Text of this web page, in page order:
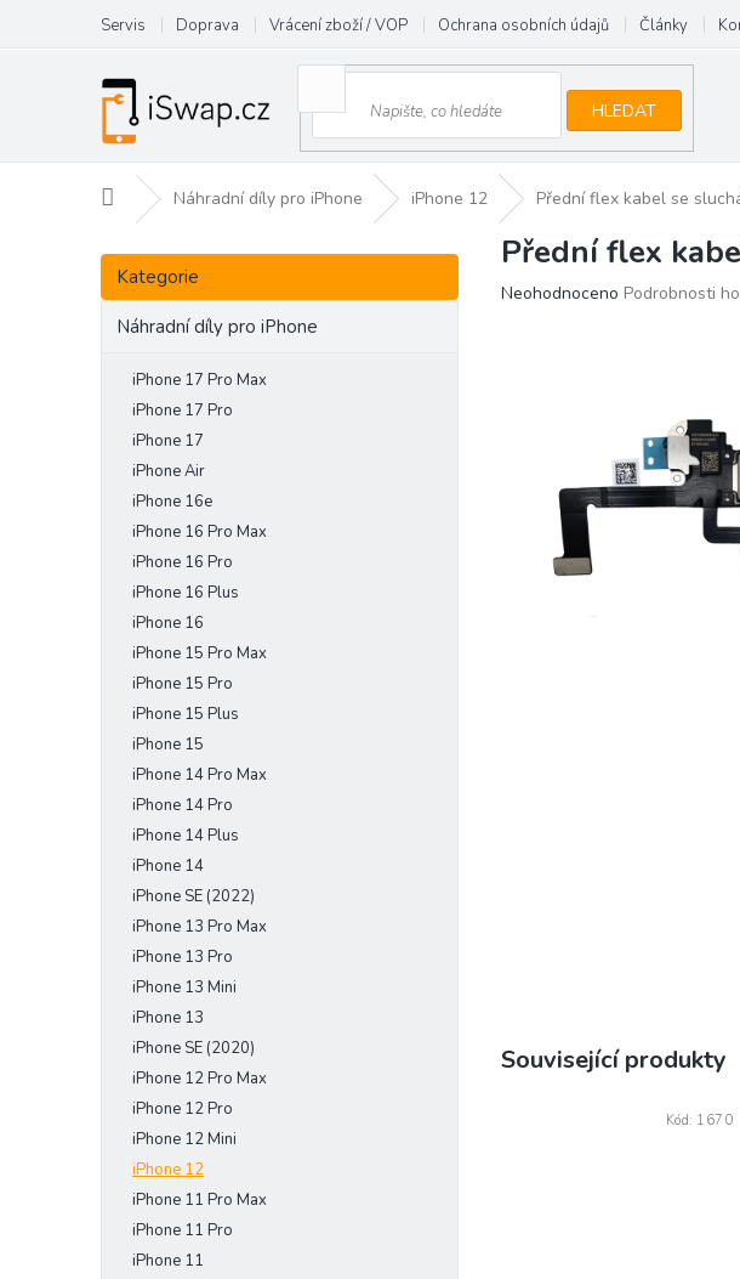
obsah
Servis Doprava Vrácení zboží / VOP Ochrana osobních údajů Články
HLEDAT
Domů Náhradní díly pro iPhone iPhone 12 Přední flex kabel se
P
s
Přeskočit
kategorie
Kategorie
Náhradní díly pro iPhone
iPhone 17 Pro Max
iPhone 17 Pro
iPhone 17
iPhone Air
iPhone 16e
iPhone 16 Pro Max
iPhone 16 Pro
iPhone 16 Plus
iPhone 16
iPhone 15 Pro Max
iPhone 15 Pro
iPhone 15 Plus
iPhone 15
iPhone 14 Pro Max
iPhone 14 Pro
iPhone 14 Plus
iPhone 14
iPhone SE (2022)
iPhone 13 Pro Max
iPhone 13 Pro
iPhone 13 Mini
iPhone 13
iPhone SE (2020)
iPhone 12 Pro Max
iPhone 12 Pro
iPhone 12 Mini
iPhone 12
iPhone 11 Pro Max
iPhone 11 Pro
iPhone 11
Přední flex
Průměrné
Neohodnoceno Podrobnosti
Související produkty
Kód: 1670